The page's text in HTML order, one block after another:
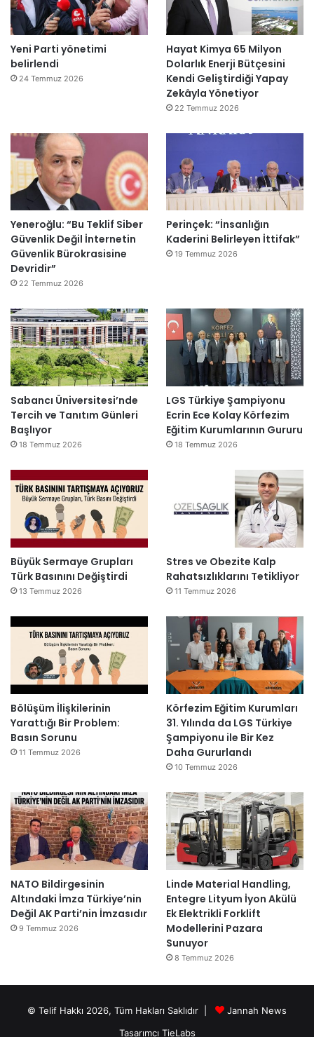
Yeni Parti yönetimi
belirlendi
24 Temmuz 2026
Hayat Kimya 65 Milyon
Dolarlık Enerji Bütçesini
Kendi Geliştirdiği Yapay
Zekâyla Yönetiyor
22 Temmuz 2026
Yeneroğlu: “Bu Teklif Siber
Güvenlik Değil İnternetin
Güvenlik Bürokrasisine
Devridir”
22 Temmuz 2026
Perinçek: “İnsanlığın
Kaderini Belirleyen İttifak”
19 Temmuz 2026
Sabancı Üniversitesi’nde
Tercih ve Tanıtım Günleri
Başlıyor
18 Temmuz 2026
LGS Türkiye Şampiyonu
Ecrin Ece Kolay Körfezim
Eğitim Kurumlarının Gururu
18 Temmuz 2026
Büyük Sermaye Grupları
Türk Basınını Değiştirdi
13 Temmuz 2026
Stres ve Obezite Kalp
Rahatsızlıklarını Tetikliyor
11 Temmuz 2026
Bölüşüm İlişkilerinin
Yarattığı Bir Problem:
Basın Sorunu
11 Temmuz 2026
Körfezim Eğitim Kurumları
31. Yılında da LGS Türkiye
Şampiyonu ile Bir Kez
Daha Gururlandı
10 Temmuz 2026
NATO Bildirgesinin
Altındaki İmza Türkiye’nin
Değil AK Parti’nin İmzasıdır
9 Temmuz 2026
Linde Material Handling,
Entegre Lityum İyon Akülü
Ek Elektrikli Forklift
Modellerini Pazara
Sunuyor
8 Temmuz 2026
© Telif Hakkı 2026, Tüm Hakları Saklıdır |
Jannah News
Tasarımcı TieLabs